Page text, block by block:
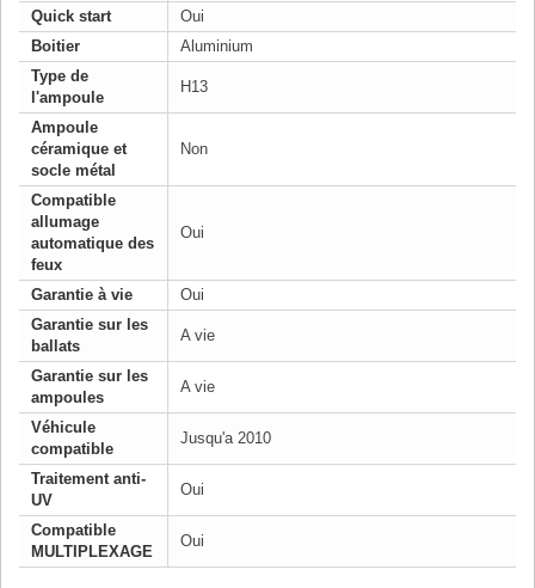
Quick start
Oui
Boitier
Aluminium
Type de
l'ampoule
H13
Ampoule
céramique et
socle métal
Non
Compatible
allumage
automatique des
feux
Oui
Garantie à vie
Oui
Garantie sur les
ballats
A vie
Garantie sur les
ampoules
A vie
Véhicule
compatible
Jusqu'a 2010
Traitement anti-
UV
Oui
Compatible
MULTIPLEXAGE
Oui